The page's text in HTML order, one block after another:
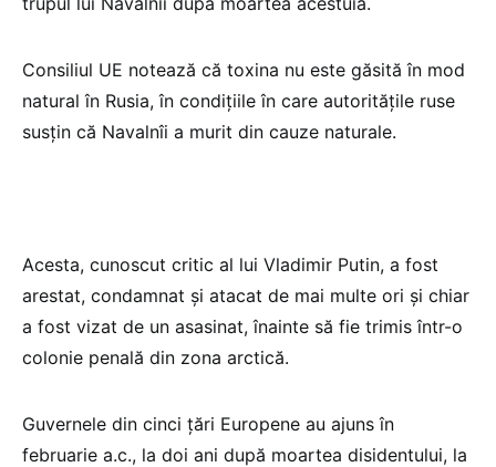
Consiliul UE notează că toxina nu este găsită în mod
natural în Rusia, în condițiile în care autoritățile ruse
susțin că Navalnîi a murit din cauze naturale.
Acesta, cunoscut critic al lui Vladimir Putin, a fost
arestat, condamnat și atacat de mai multe ori și chiar
a fost vizat de un asasinat, înainte să fie trimis într-o
colonie penală din zona arctică.
Guvernele din cinci țări Europene au ajuns în
februarie a.c., la doi ani după moartea disidentului, la